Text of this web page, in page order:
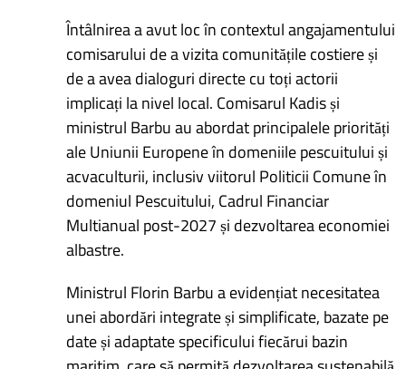
Întâlnirea a avut loc în contextul angajamentului
comisarului de a vizita comunitățile costiere și
de a avea dialoguri directe cu toți actorii
implicați la nivel local. Comisarul Kadis și
ministrul Barbu au abordat principalele priorități
ale Uniunii Europene în domeniile pescuitului și
acvaculturii, inclusiv viitorul Politicii Comune în
domeniul Pescuitului, Cadrul Financiar
Multianual post-2027 și dezvoltarea economiei
albastre.
Ministrul Florin Barbu a evidențiat necesitatea
unei abordări integrate și simplificate, bazate pe
date și adaptate specificului fiecărui bazin